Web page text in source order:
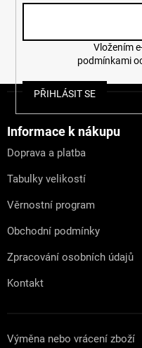
podmínkami
PŘIHLÁSIT SE
Informace k nákupu
Doprava a platba
Tabulky velikostí
Věrnostní program
Obchodní podmínky
Zpracování osobních údajů
Kontakt
Výměna nebo vrácení zboží